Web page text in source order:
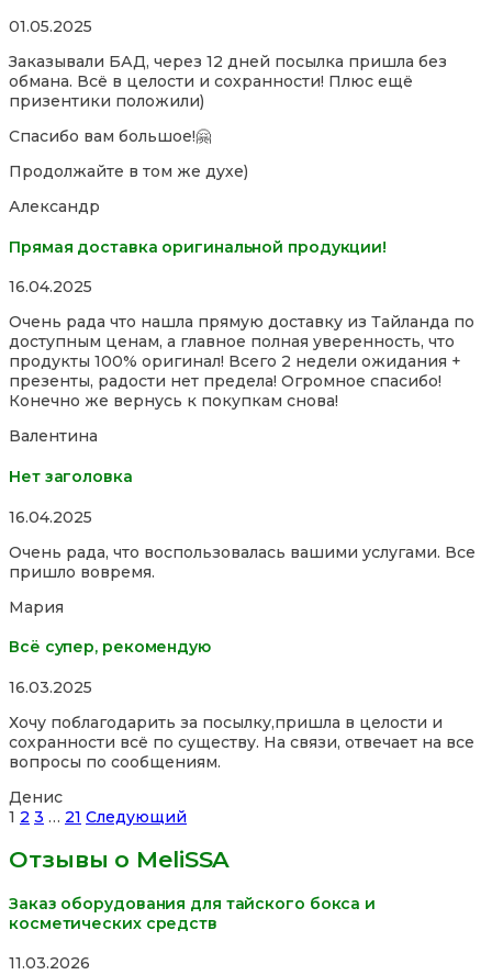
Rated
out
of
5
01.05.2025
Заказывали БАД, через 12 дней посылка пришла без
обмана. Всё в целости и сохранности! Плюс ещё
призентики положили)
Спасибо вам большое!🤗
Продолжайте в том же духе)
Александр
Прямая доставка оригинальной продукции!
Rated
out
of
5
16.04.2025
Очень рада что нашла прямую доставку из Тайланда по
доступным ценам, а главное полная уверенность, что
продукты 100% оригинал! Всего 2 недели ожидания +
презенты, радости нет предела! Огромное спасибо!
Конечно же вернусь к покупкам снова!
Валентина
Нет заголовка
Rated
out
of
16.04.2025
Очень рада, что воспользовалась вашими услугами. Все
пришло вовремя.
Мария
Всё супер, рекомендую
Rated
out
of
5
16.03.2025
Хочу поблагодарить за посылку,пришла в целости и
сохранности всё по существу. На связи, отвечает на все
вопросы по сообщениям.
Денис
Site
Reviews
навигация
Страница
1 Страница
2 Страница
3 … Страница
21 Следующий
Отзывы о MeliSSA
Заказ оборудования для тайского бокса и
косметических средств
Rated
11.03.2026